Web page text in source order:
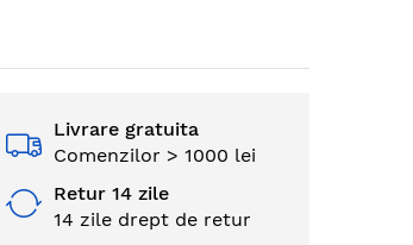
Livrare gratuita
Comenzilor > 1000 lei
Retur 14 zile
14 zile drept de retur